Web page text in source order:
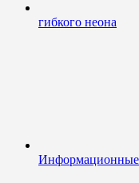
гибкого неона